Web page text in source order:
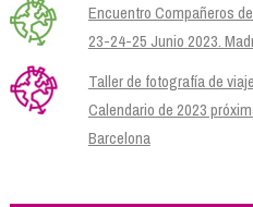
Encuentro Compañeros
23-24-25 Junio 2023.
Taller de fotografía de
Calendario de 2023
Barcelona